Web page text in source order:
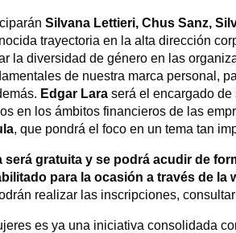
Silvana Lettieri, Chus Sanz,
trayectoria en la alta dirección
la diversidad de género en las
de nuestra marca personal,
Edgar Laraserá el encargado
en los ámbitos financieros de las
, que pondrá el foco en un tema tan
será gratuita y se podrá acudir de
para la ocasión a través de la
realizar las inscripciones,
es ya una iniciativa consolidada